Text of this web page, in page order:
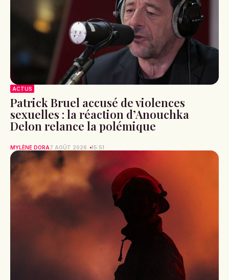
ACTUS
Patrick Bruel accusé de violences
sexuelles : la réaction d’Anouchka
Delon relance la polémique
MYLÈNE DORA7 AOÛT 2026 15:51